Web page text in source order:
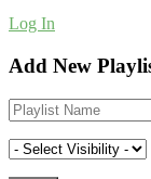
Log In
Add New